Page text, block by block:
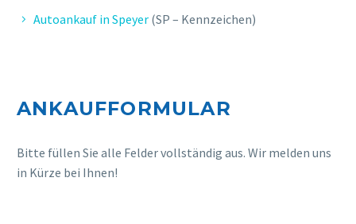
Autoankauf in Speyer (SP – Kennzeichen)
ANKAUFFORMULAR
Bitte füllen Sie alle Felder vollständig aus. Wir melden uns
in Kürze bei Ihnen!